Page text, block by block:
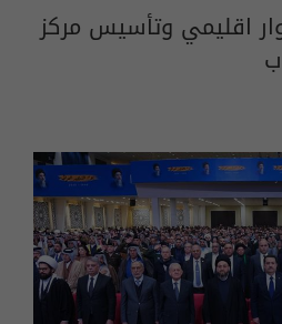
اقليمي وتأسيس مركز